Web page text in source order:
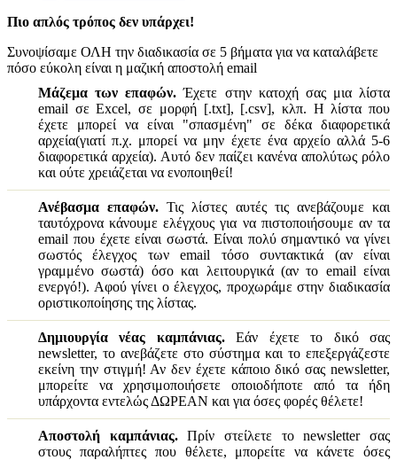
Πιο απλός τρόπος δεν υπάρχει!
Συνοψίσαμε ΟΛΗ την διαδικασία σε 5 βήματα για να καταλάβετε
πόσο εύκολη είναι η μαζική αποστολή email
Μάζεμα των επαφών. Έχετε στην κατοχή σας μια λίστα
email σε Excel, σε μορφή [.txt], [.csv], κλπ. Η λίστα που
έχετε μπορεί να είναι "σπασμένη" σε δέκα διαφορετικά
αρχεία(γιατί π.χ. μπορεί να μην έχετε ένα αρχείο αλλά 5-6
διαφορετικά αρχεία). Αυτό δεν παίζει κανένα απολύτως ρόλο
και ούτε χρειάζεται να ενοποιηθεί!
Ανέβασμα επαφών. Τις λίστες αυτές τις ανεβάζουμε και
ταυτόχρονα κάνουμε ελέγχους για να πιστοποιήσουμε αν τα
email που έχετε είναι σωστά. Είναι πολύ σημαντικό να γίνει
σωστός έλεγχος των email τόσο συντακτικά (αν είναι
γραμμένο σωστά) όσο και λειτουργικά (αν το email είναι
ενεργό!). Αφού γίνει ο έλεγχος, προχωράμε στην διαδικασία
οριστικοποίησης της λίστας.
Δημιουργία νέας καμπάνιας.Εάν έχετε το δικό σας
newsletter, το ανεβάζετε στο σύστημα και το επεξεργάζεστε
εκείνη την στιγμή! Αν δεν έχετε κάποιο δικό σας newsletter,
μπορείτε να χρησιμοποιήσετε οποιοδήποτε από τα ήδη
υπάρχοντα εντελώς ΔΩΡΕΑΝ και για όσες φορές θέλετε!
Αποστολή καμπάνιας.Πρίν στείλετε το newsletter σας
στους παραλήπτες που θέλετε, μπορείτε να κάνετε όσες